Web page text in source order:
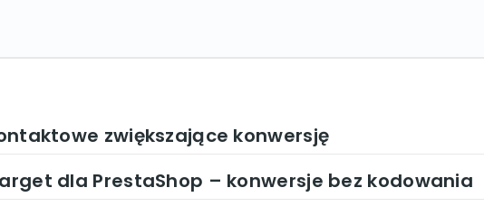
zwiększające konwersję
dla PrestaShop – konwersje bez kodowania